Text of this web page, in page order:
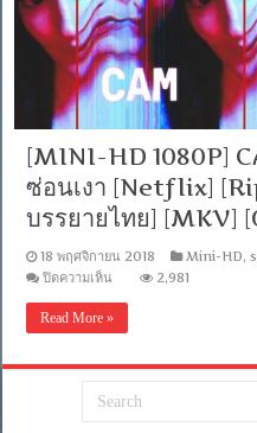
[MINI-HD 1080P]
ซ่อนเงา [Netflix]
บรรยายไทย] [MKV]
18 พฤศจิกายน 2018 Mini-HD,
ปิดความเห็น
1080P]
(2018)
ซ้อน
2,981
Read More »